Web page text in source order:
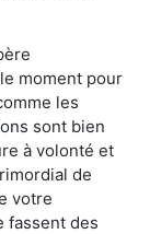
moment pour
les
sont bien
à volonté et
de
votre
fassent des